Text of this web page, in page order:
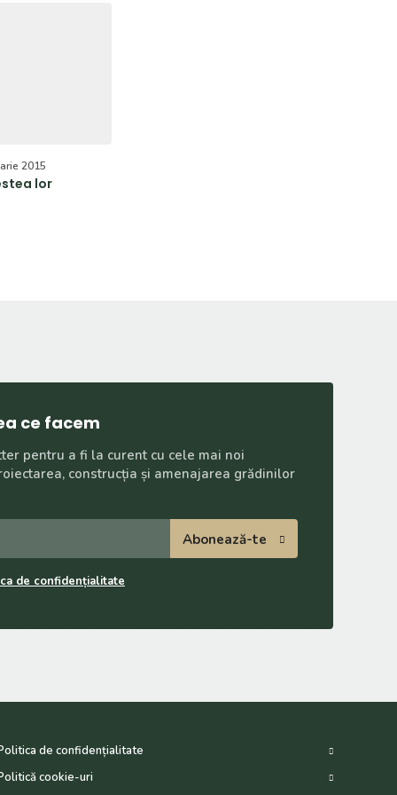
2015
lor
ce facem
pentru a fi la curent cu cele mai noi
construcția și amenajarea grădinilor
Abonează-te
de confidențialitate
de confidențialitate
cookie-uri